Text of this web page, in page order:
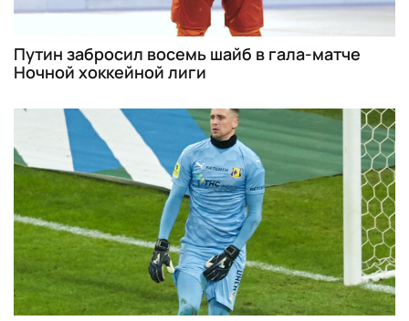
Путин забросил восемь шайб в гала-матче
Ночной хоккейной лиги